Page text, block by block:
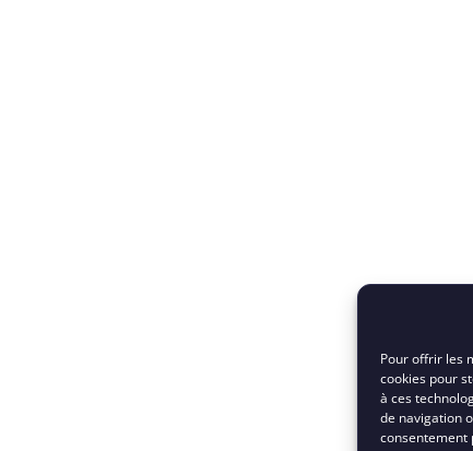
Pour offrir les
cookies pour
à ces
de navigation
consentement